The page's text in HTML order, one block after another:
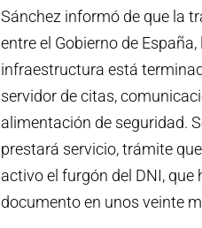
Sánchez informó de que la
entre el Gobierno de
infraestructura está
servidor de citas,
alimentación de seguridad.
prestará servicio, trámite
activo el furgón del DNI, que
documento en unos veinte